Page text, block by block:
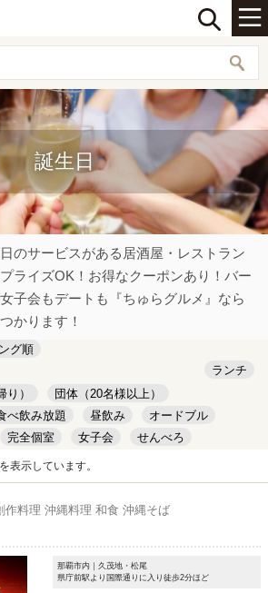
誕生日
のサービスがある居酒屋・レストラン
ライズOK！お得なクーポンあり！バー
子会もデートも『ちゅらグルメ』なら
かります！
グ順
ランチ
）
団体（20名様以上）
べ飲み放題 昼飲み
オードブル
完全個室 女子会
せんべろ
デート
表示しています。
作料理 沖縄料理 和食 沖縄そば
那覇市内｜久茂地・松尾
県庁前駅より国際通りに入り徒歩2分ほど